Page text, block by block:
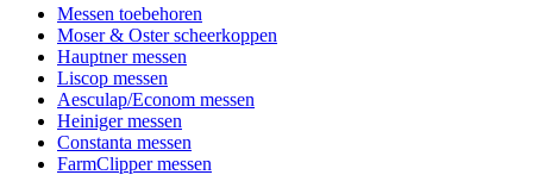
Messen toebehoren
Moser & Oster scheerkoppen
Hauptner messen
Liscop messen
Aesculap/Econom messen
Heiniger messen
Constanta messen
FarmClipper messen